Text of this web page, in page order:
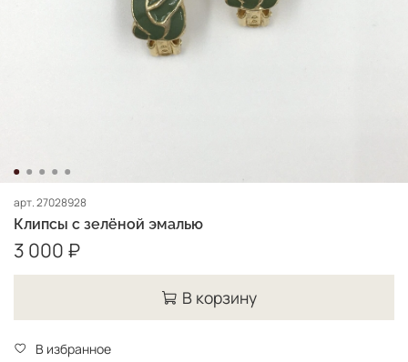
арт.27028928
Клипсы с зелёной эмалью
3 000 ₽
В корзину
В избранное